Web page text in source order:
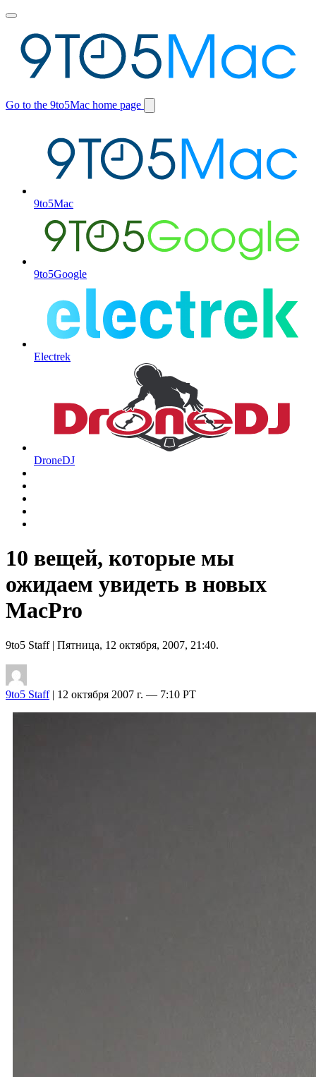
Toggle
menu
Go to the 9to5Mac home page
Switch
9to5Mac
9to5Google
Electrek
DroneDJ
10 вещей, которые мы
ожидаем увидеть в новых
MacPro
9to5 Staff| Пятница, 12 октября, 2007, 21:40.
9to5 Staff| 12 октября 2007 г. — 7:10 PT